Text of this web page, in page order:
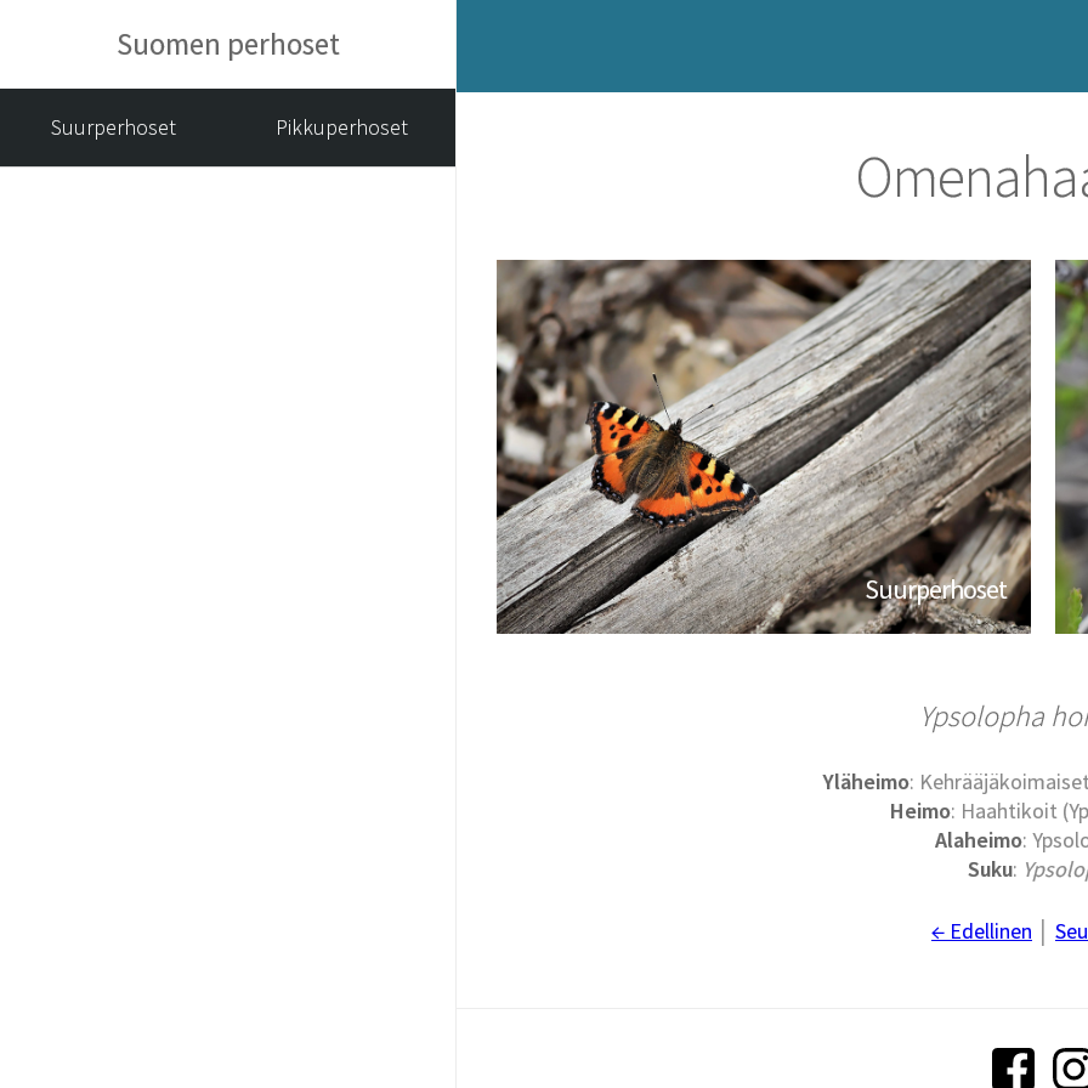
Suomen perhoset
Suurperhoset Pikkuperhoset
Suurperhoset
Ypsolopha
Yläheimo:
Heimo: Haahtikoit
Alaheimo:
Suku:
← Edellinen